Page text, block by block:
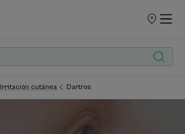
PUNTOS
Irritación cutánea Dartros